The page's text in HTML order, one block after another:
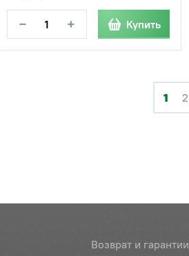
− + Купить
1 2
Возврат и гарантии